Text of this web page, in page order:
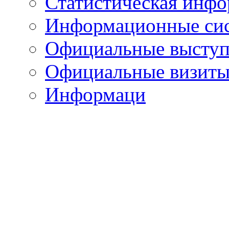
Информационные
Официальные
Официальные
Информаци